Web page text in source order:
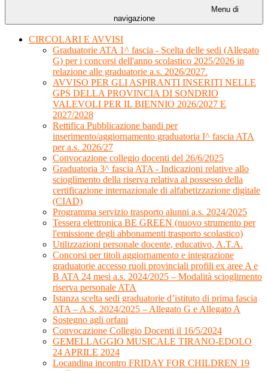
Menu di
navigazione
CIRCOLARI E AVVISI
Graduatorie ATA 1^ fascia - Scelta delle sedi (Allegato
G) per i concorsi dell'anno scolastico 2025/2026 in
relazione alle graduatorie a.s. 2026/2027.
AVVISO PER GLI ASPIRANTI INSERITI NELLE
GPS DELLA PROVINCIA DI SONDRIO
VALEVOLI PER IL BIENNIO 2026/2027 E
2027/2028
Rettifica Pubblicazione bandi per
inserimento/aggiornamento graduatoria I^ fascia ATA
per a.s. 2026/27
Convocazione collegio docenti del 26/6/2025
Graduatoria 3^ fascia ATA - Indicazioni relative allo
scioglimento della riserva relativa al possesso della
certificazione internazionale di alfabetizzazione digitale
(CIAD)
Programma servizio trasporto alunni a.s. 2024/2025
Tessera elettronica BE GREEN (nuovo strumento per
l'emissione degli abbonamenti trasporto scolastico)
Utilizzazioni personale docente, educativo, A.T.A.
Concorsi per titoli aggiornamento e integrazione
graduatorie accesso ruoli provinciali profili ex aree A e
B ATA 24 mesi a.s. 2024/2025 – Modalità scioglimento
riserva personale ATA
Istanza scelta sedi graduatorie d’istituto di prima fascia
ATA – A.S. 2024/2025 – Allegato G e Allegato A
Sostegno agli orfani
Convocazione Collegio Docenti il 16/5/2024
GEMELLAGGIO MUSICALE TIRANO-EDOLO
24 APRILE 2024
Locandina incontro FRIDAY FOR CHILDREN 19